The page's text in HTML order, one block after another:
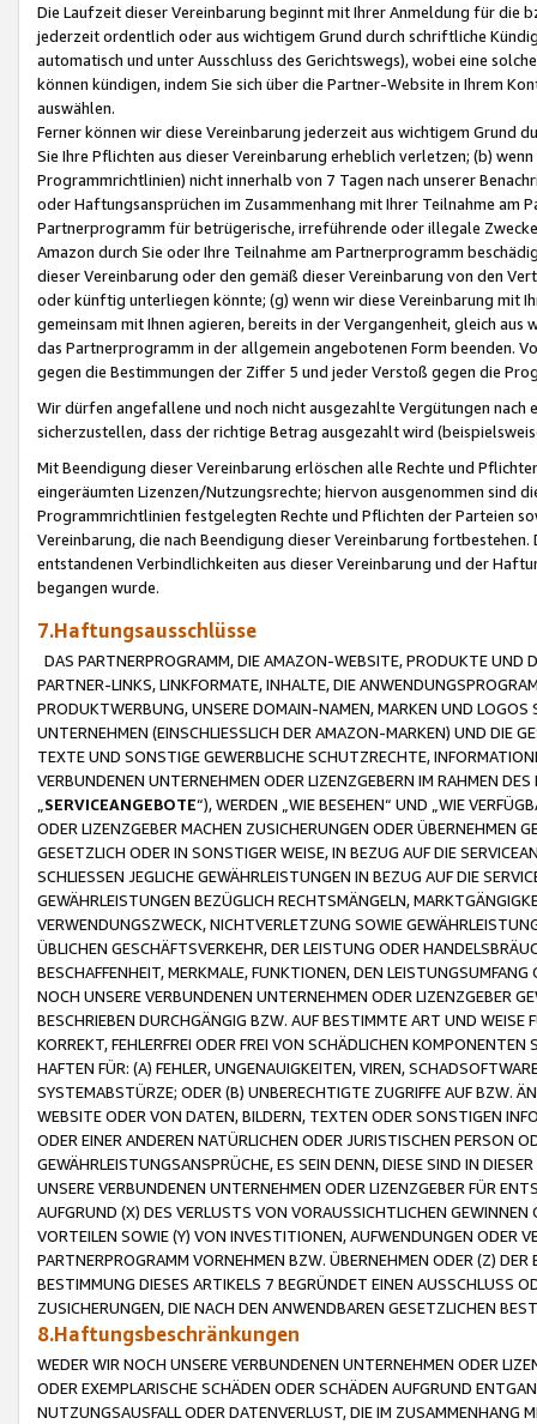
Die Laufzeit dieser Vereinbarung beginnt mit Ihrer Anmeldung für die
jederzeit ordentlich oder aus wichtigem Grund durch schriftliche
automatisch und unter Ausschluss des Gerichtswegs), wobei eine
können kündigen, indem Sie sich über die Partner-Website in Ihrem
auswählen.
Ferner können wir diese Vereinbarung jederzeit aus wichtigem Grund
Sie Ihre Pflichten aus dieser Vereinbarung erheblich verletzen; (b)
Programmrichtlinien) nicht innerhalb von 7 Tagen nach unserer
oder Haftungsansprüchen im Zusammenhang mit Ihrer Teilnahme am
Partnerprogramm für betrügerische, irreführende oder illegale
Amazon durch Sie oder Ihre Teilnahme am Partnerprogramm
dieser Vereinbarung oder den gemäß dieser Vereinbarung von den
oder künftig unterliegen könnte; (g) wenn wir diese Vereinbarung mit
gemeinsam mit Ihnen agieren, bereits in der Vergangenheit, gleich
das Partnerprogramm in der allgemein angebotenen Form beenden.
gegen die Bestimmungen der Ziffer 5 und jeder Verstoß gegen die
Wir dürfen angefallene und noch nicht ausgezahlte Vergütungen
sicherzustellen, dass der richtige Betrag ausgezahlt wird
Mit Beendigung dieser Vereinbarung erlöschen alle Rechte und
eingeräumten Lizenzen/Nutzungsrechte; hiervon ausgenommen sind
Programmrichtlinien festgelegten Rechte und Pflichten der Parteien
Vereinbarung, die nach Beendigung dieser Vereinbarung
entstandenen Verbindlichkeiten aus dieser Vereinbarung und der
begangen wurde.
7.Haftungsausschlüsse
DAS PARTNERPROGRAMM, DIE AMAZON-WEBSITE, PRODUKTE UND
PARTNER-LINKS, LINKFORMATE, INHALTE, DIE
PRODUKTWERBUNG, UNSERE DOMAIN-NAMEN, MARKEN UND
UNTERNEHMEN (EINSCHLIESSLICH DER AMAZON-MARKEN) UND DIE
TEXTE UND SONSTIGE GEWERBLICHE SCHUTZRECHTE,
VERBUNDENEN UNTERNEHMEN ODER LIZENZGEBERN IM RAHMEN
SERVICEANGEBOTE“), WERDEN „WIE BESEHEN“ UND „WIE
ODER LIZENZGEBER MACHEN ZUSICHERUNGEN ODER ÜBERNEHMEN
GESETZLICH ODER IN SONSTIGER WEISE, IN BEZUG AUF DIE
SCHLIESSEN JEGLICHE GEWÄHRLEISTUNGEN IN BEZUG AUF DIE
GEWÄHRLEISTUNGEN BEZÜGLICH RECHTSMÄNGELN,
VERWENDUNGSZWECK, NICHTVERLETZUNG SOWIE
ÜBLICHEN GESCHÄFTSVERKEHR, DER LEISTUNG ODER
BESCHAFFENHEIT, MERKMALE, FUNKTIONEN, DEN
NOCH UNSERE VERBUNDENEN UNTERNEHMEN ODER LIZENZGEBER
BESCHRIEBEN DURCHGÄNGIG BZW. AUF BESTIMMTE ART UND
KORREKT, FEHLERFREI ODER FREI VON SCHÄDLICHEN
HAFTEN FÜR: (A) FEHLER, UNGENAUIGKEITEN, VIREN,
SYSTEMABSTÜRZE; ODER (B) UNBERECHTIGTE ZUGRIFFE AUF BZW.
WEBSITE ODER VON DATEN, BILDERN, TEXTEN ODER SONSTIGEN
ODER EINER ANDEREN NATÜRLICHEN ODER JURISTISCHEN PERSON
GEWÄHRLEISTUNGSANSPRÜCHE, ES SEIN DENN, DIESE SIND IN
UNSERE VERBUNDENEN UNTERNEHMEN ODER LIZENZGEBER FÜR
AUFGRUND (X) DES VERLUSTS VON VORAUSSICHTLICHEN
VORTEILEN SOWIE (Y) VON INVESTITIONEN, AUFWENDUNGEN ODER
PARTNERPROGRAMM VORNEHMEN BZW. ÜBERNEHMEN ODER (Z)
BESTIMMUNG DIESES ARTIKELS 7 BEGRÜNDET EINEN AUSSCHLUSS
ZUSICHERUNGEN, DIE NACH DEN ANWENDBAREN GESETZLICHEN
8.Haftungsbeschränkungen
WEDER WIR NOCH UNSERE VERBUNDENEN UNTERNEHMEN ODER
ODER EXEMPLARISCHE SCHÄDEN ODER SCHÄDEN AUFGRUND
NUTZUNGSAUSFALL ODER DATENVERLUST, DIE IM ZUSAMMENHANG